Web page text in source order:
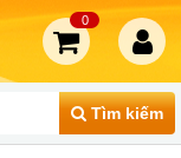
Tìm kiếm
0